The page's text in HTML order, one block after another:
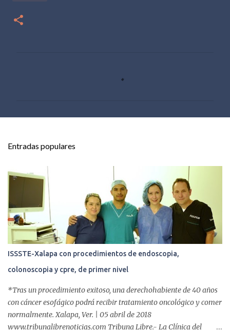
s
Entradas populares
ISSSTE-Xalapa con procedimientos de endoscopia,
colonoscopia y cpre, de primer nivel
*Tras un procedimiento exitoso, una derechohabiente de 40 años
con cáncer esofágico podrá recibir tratamiento oncológico y comer
normalmente. Xalapa, Ver. | 05 abril de 2018
www.tribunalibrenoticias.com Tribuna Libre.- La Clínica del